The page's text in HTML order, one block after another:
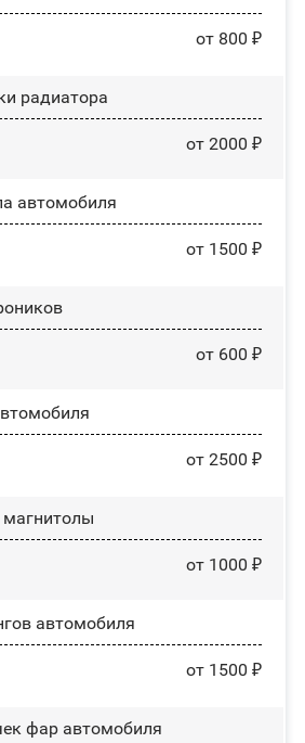
от 800 ₽
радиатора
от 2000 ₽
автомобиля
от 1500 ₽
от 600 ₽
от 2500 ₽
от 1000 ₽
автомобиля
от 1500 ₽
фар автомобиля